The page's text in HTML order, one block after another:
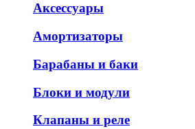
Аксессуары
Амортизаторы
Барабаны и баки
Блоки и модули
Клапаны и реле